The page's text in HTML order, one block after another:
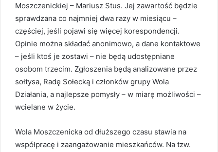
Moszczenickiej – Mariusz Stus. Jej zawartość będzie
sprawdzana co najmniej dwa razy w miesiącu –
częściej, jeśli pojawi się więcej korespondencji.
Opinie można składać anonimowo, a dane kontaktowe
– jeśli ktoś je zostawi – nie będą udostępniane
osobom trzecim. Zgłoszenia będą analizowane przez
sołtysa, Radę Sołecką i członków grupy Wola
Działania, a najlepsze pomysły – w miarę możliwości –
wcielane w życie.
Wola Moszczenicka od dłuższego czasu stawia na
współpracę i zaangażowanie mieszkańców. Na tzw.